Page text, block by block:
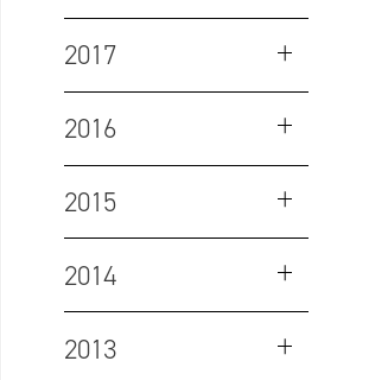
2017
2016
2015
2014
2013